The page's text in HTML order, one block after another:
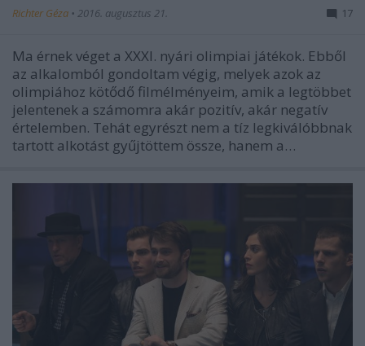
Richter Géza • 2016. augusztus 21. 17
Ma érnek véget a XXXI. nyári olimpiai játékok. Ebből
az alkalomból gondoltam végig, melyek azok az
olimpiához kötődő filmélményeim, amik a legtöbbet
jelentenek a számomra akár pozitív, akár negatív
értelemben. Tehát egyrészt nem a tíz legkiválóbbnak
tartott alkotást gyűjtöttem össze, hanem a…